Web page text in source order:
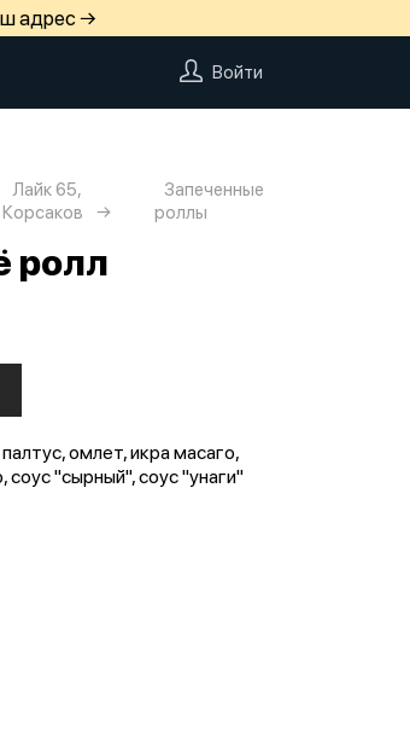
адрес →
Войти
Лайк 65,
Корсаков
Запеченные
роллы
ролл
омлет, икра масаго,
"сырный", соус "унаги"